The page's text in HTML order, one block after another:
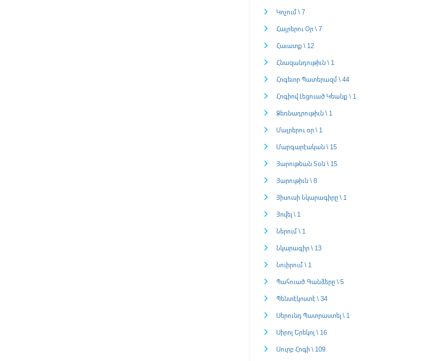
Կոչում \ 7
Հայրերու Օր \ 7
Հաւատք \ 12
Հնազանդութիւն \ 1
Հոգեւոր Պատերազմ \ 44
Հոգիով Լեցուած Կեանք \ 1
Ձեռնադրութիւն \ 1
Մայրերու օր \ 1
Մարգարէական \ 15
Յարութեան Տօն \ 15
Յարութիւն \ 8
Յիսուսի Նկարագիրը \ 1
Յովել \ 1
Ներում \ 1
Նկարագիր \ 13
Նուիրում \ 1
Պահուած Գանձերը \ 5
Պենտէկոստէ \ 34
Սերունդ Պատրաստել \ 1
Սիրոյ Երեկոյ \ 16
Սուրբ Հոգի \ 109